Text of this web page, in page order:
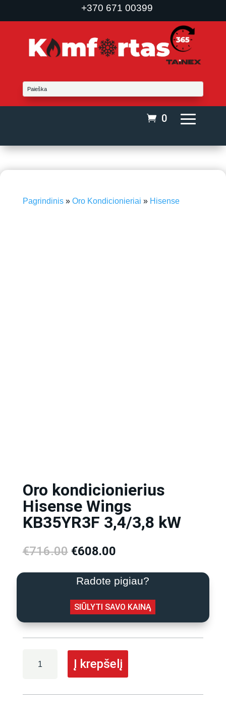
+370 671 00399
0
Pagrindinis» Oro Kondicionieriai » Hisense
Oro kondicionierius
Hisense Wings
KB35YR3F 3,4/3,8 kW
€716.00 Original
was:
€716.00.
€608.00Current
is:
€608.00.
Radote pigiau?
SIŪLYTI SAVO KAINĄ
kiekis:
Į krepšelį